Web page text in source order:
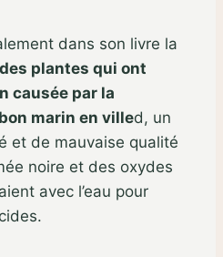
dans son livre la
plantes qui ont
causée par la
marin en villed, un
et de mauvaise qualité
noire et des oxydes
avec l’eau pour